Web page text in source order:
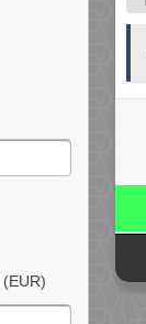
(EUR)